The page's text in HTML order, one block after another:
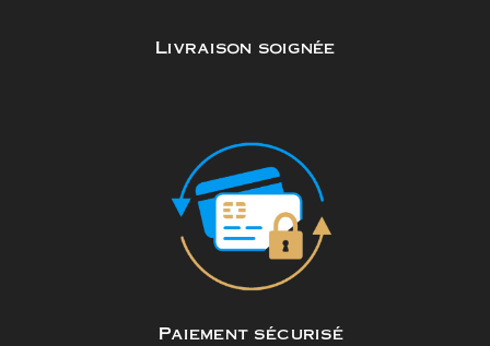
Livraison soignée
Paiement sécurisé